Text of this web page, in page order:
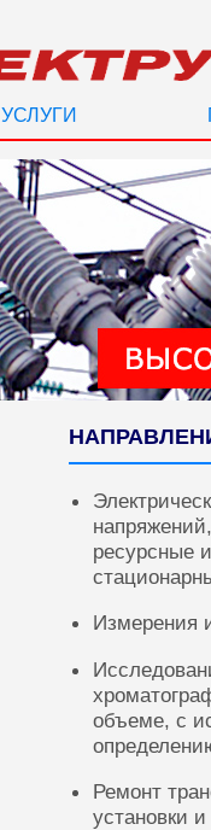
УСЛУГИ
ресурсные
Измерения
объеме, с
Ремонт
установки